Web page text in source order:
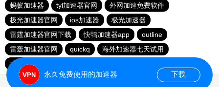
蚂蚁加速器
tyl加速器官网
外网加速免费软件
极光加速器官网
ios加速器
极光加速器
雷霆加速器官网下载
快鸭加速器app
outline
雷轰加速器官网
quickq
海外加速器七天试用
香蕉加速器官网
永久免费使用的加速器 下载